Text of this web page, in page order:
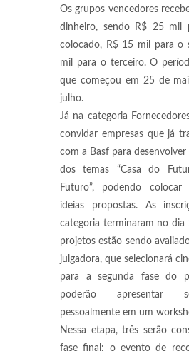
Os grupos vencedores
dinheiro, sendo R$ 25 mil
colocado, R$ 15 mil para o
mil para o terceiro. O
que começou em 25 de
julho.
Já na categoria
convidar empresas que já
com a Basf para
dos temas “Casa do
Futuro”, podendo
ideias propostas. As
categoria terminaram no dia
projetos estão sendo
julgadora, que selecionará
para a segunda fase do
poderão apresentar
pessoalmente em um
Nessa etapa, três serão
fase final: o evento de